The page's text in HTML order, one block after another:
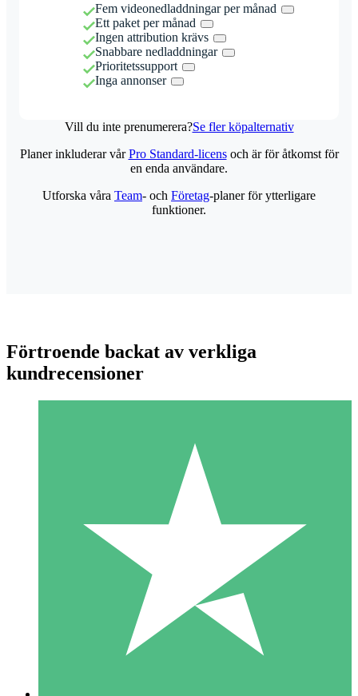
Fem videonedladdningar per månad
Ett paket per månad
Ingen attribution krävs
Snabbare nedladdningar
Prioritetssupport
Inga annonser
Vill du inte prenumerera?Se fler köpalternativ
Individuella Kreditpaket
Betala per användning med nedladdningskrediter. Inget
1 Nedladdningar
10 00
Planer inkluderar vårPro Standard-licensoch är för åtkomst för
en enda användare.
Utforska våra Team- och Företag-planer för ytterligare
funktioner.
Förtroende backat av verkliga
kundrecensioner